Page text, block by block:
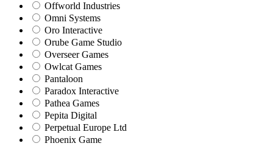
Offworld Industries
Omni Systems
Oro Interactive
Orube Game Studio
Overseer Games
Owlcat Games
Pantaloon
Paradox Interactive
Pathea Games
Pepita Digital
Perpetual Europe Ltd
Phoenix Game